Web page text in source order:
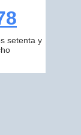
setenta y